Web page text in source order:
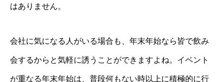
はありません。
会社に気になる人がいる場合も、年末年始なら皆で飲み
会するからと気軽に誘うことができますよね。イベント
が重なる年末年始は、普段何もない時以上に積極的に行